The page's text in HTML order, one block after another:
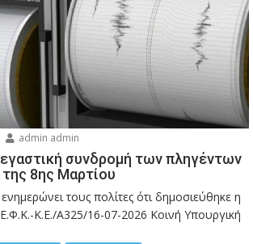
admin admin
συνδρομή των πληγέντων
8ης Μαρτίου
τους πολίτες ότι δημοσιεύθηκε η
Κ.Ε./Α325/16-07-2026 Κοινή Υπουργική